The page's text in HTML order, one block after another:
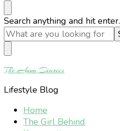
Looking
for
Something?
Search anything and hit enter.
The Anna Diaries
Lifestyle Blog
Home
The Girl Behind